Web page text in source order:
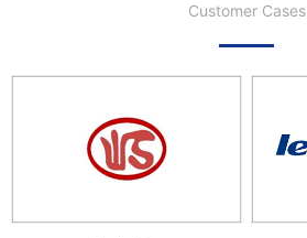
Customer Cases